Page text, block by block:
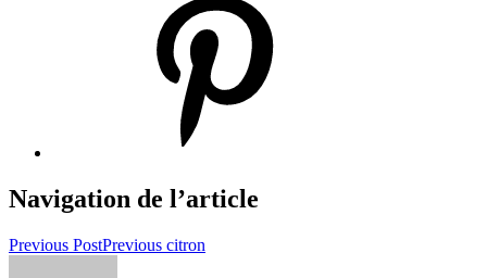
Navigation de l’article
Previous PostPrevious citron